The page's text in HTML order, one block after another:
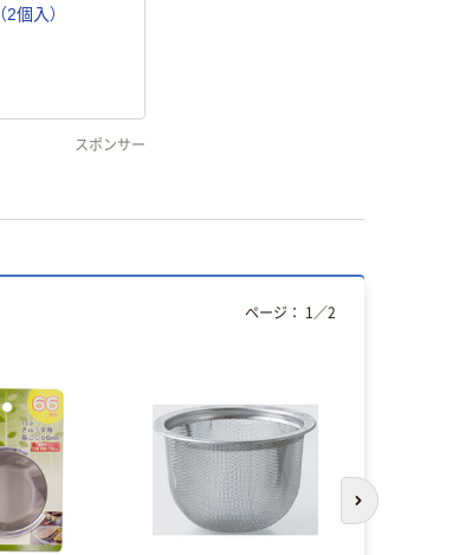
個入）
スポンサー
ページ： 1 ／2
次のスライド